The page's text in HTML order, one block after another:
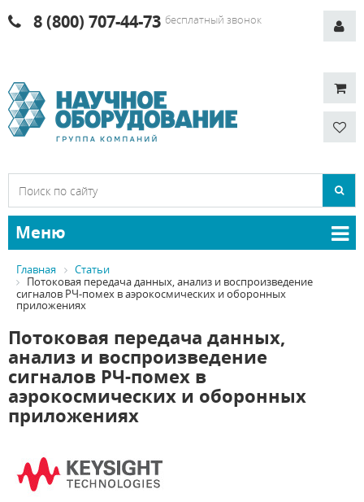
8 (800) 707-44-73 бесплатный звонок
Меню
Главная
Статьи
Потоковая передача данных, анализ и воспроизведение
сигналов РЧ-помех в аэрокосмических и оборонных
приложениях
Потоковая передача данных,
анализ и воспроизведение
сигналов РЧ-помех в
аэрокосмических и оборонных
приложениях